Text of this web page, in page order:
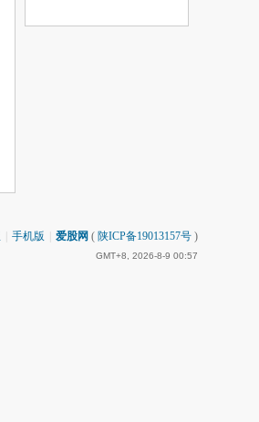
手机版 爱股网 ( 陕ICP备19013157号 )
GMT+8, 2026-8-9 00:57